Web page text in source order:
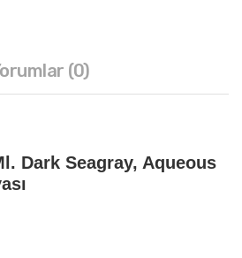
(0)
Dark Seagray, Aqueous